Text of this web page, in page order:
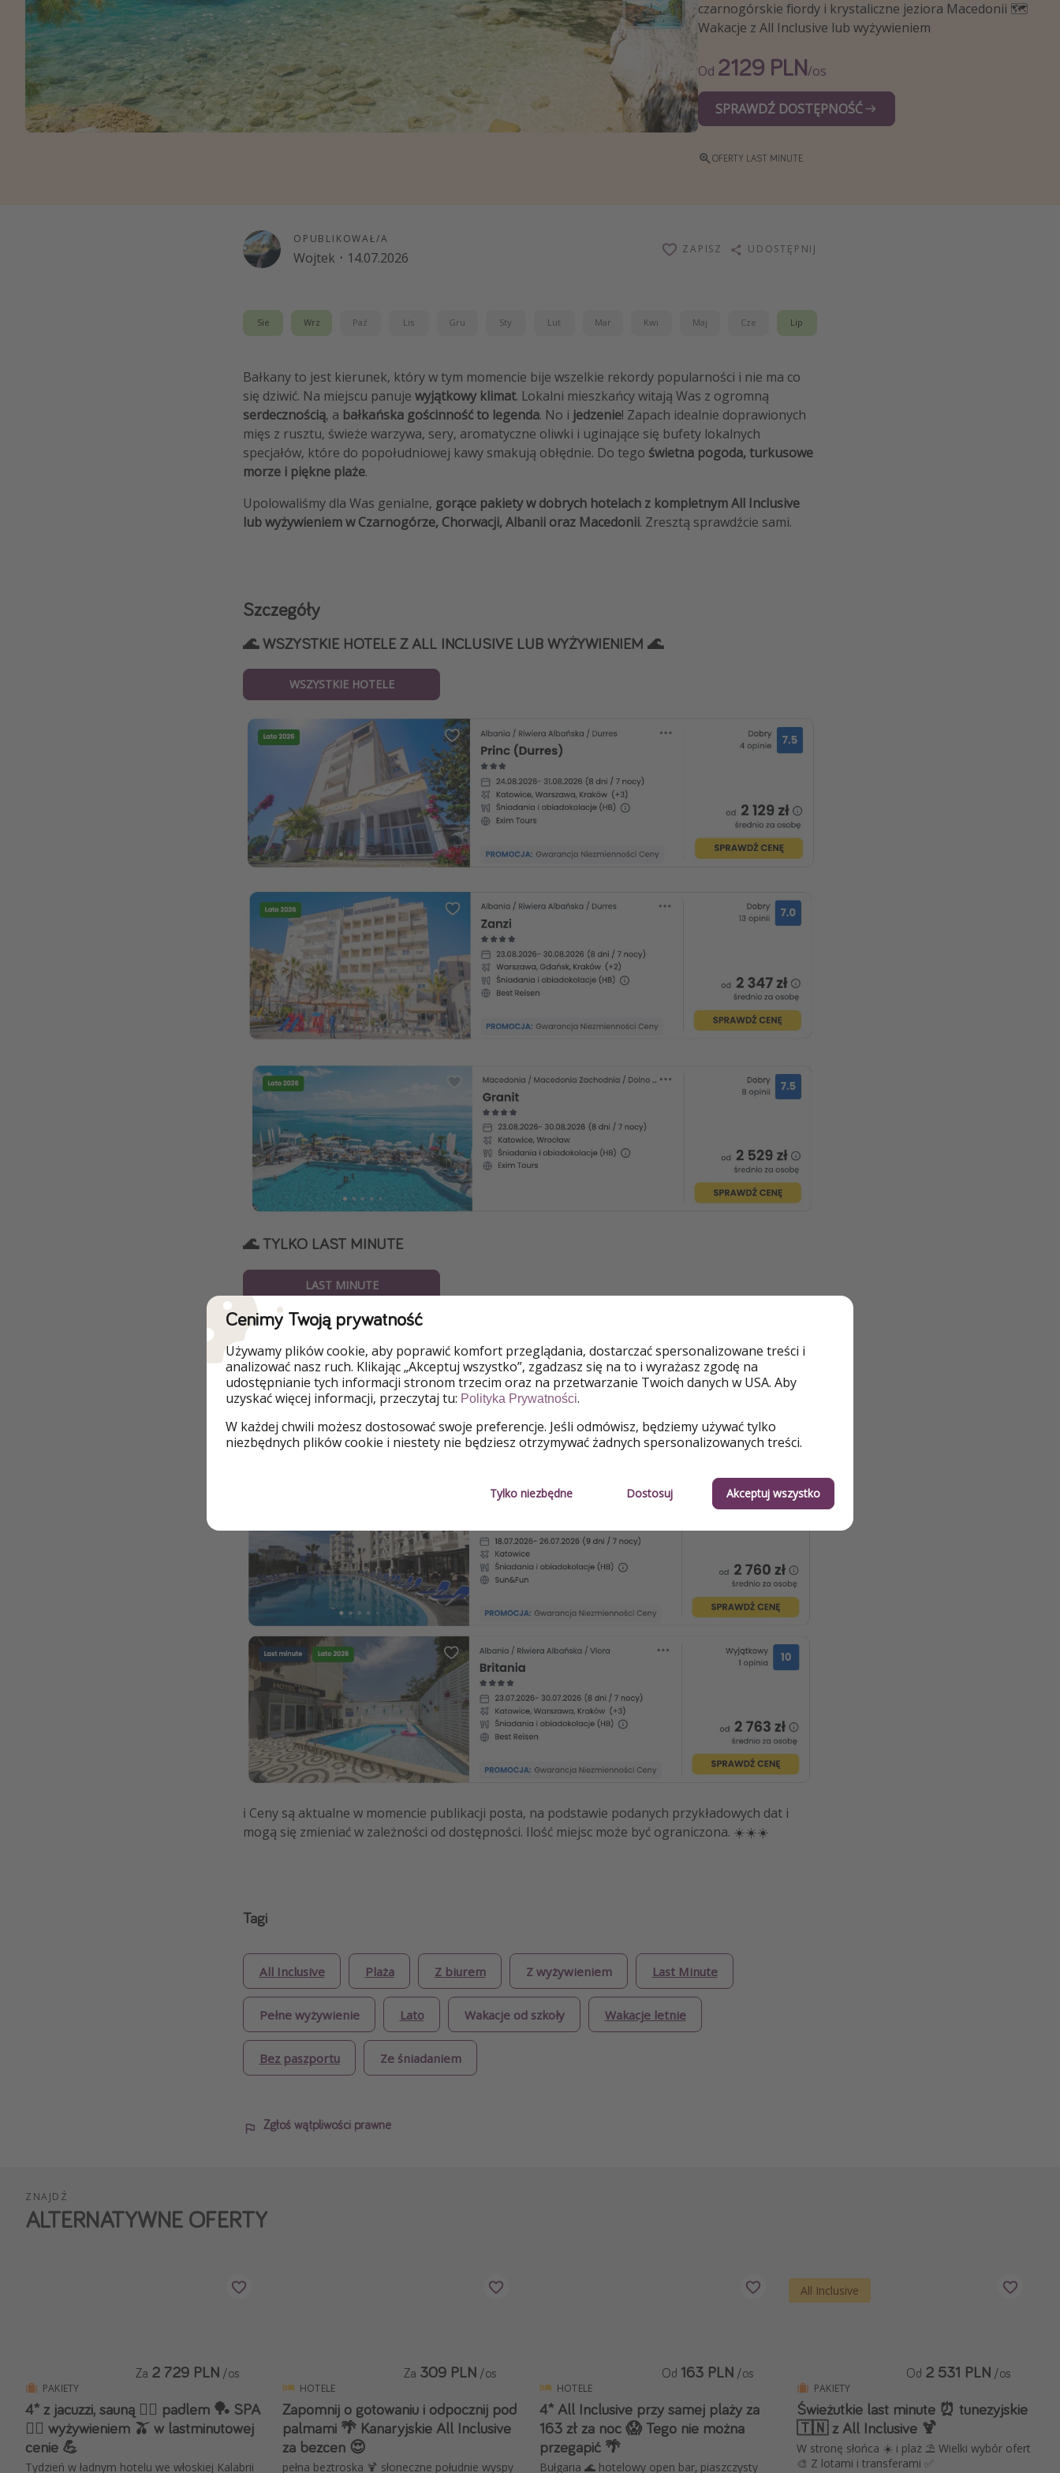
Wszystkie
czarnogórskie fiordy i krystaliczne jeziora Macedonii 🗺️
Wakacje z All Inclusive lub wyżywieniem
Od 2129 PLN/os
SPRAWDŹ DOSTĘPNOŚĆ
OFERTY LAST MINUTE
OPUBLIKOWAŁ/A
Wojtek · 14.07.2026
ZAPISZ UDOSTĘPNIJ
Sie Wrz Paź Lis Gru Sty Lut Mar Kwi Maj Cze Lip
Bałkany to jest kierunek, który w tym momencie bije wszelkie rekordy popularności i nie ma co
się dziwić. Na miejscu panuje wyjątkowy klimat. Lokalni mieszkańcy witają Was z ogromną
serdecznością, a bałkańska gościnność to legenda. No i jedzenie! Zapach idealnie doprawionych
mięs z rusztu, świeże warzywa, sery, aromatyczne oliwki i uginające się bufety lokalnych
specjałów, które do popołudniowej kawy smakują obłędnie. Do tego świetna pogoda, turkusowe
morze i piękne plaże.
Upolowaliśmy dla Was genialne, gorące pakiety w dobrych hotelach z kompletnym All Inclusive
lub wyżywieniem w Czarnogórze, Chorwacji, Albanii oraz Macedonii. Zresztą sprawdźcie sami.
Szczegóły
🌊 WSZYSTKIE HOTELE Z ALL INCLUSIVE LUB WYŻYWIENIEM 🌊
WSZYSTKIE HOTELE
🌊 TYLKO LAST MINUTE
LAST MINUTE
ℹ️ Ceny są aktualne w momencie publikacji posta, na podstawie podanych przykładowych dat i
mogą się zmieniać w zależności od dostępności. Ilość miejsc może być ograniczona. ️☀️☀️☀️
Tagi
All Inclusive Plaża Z biurem Z wyżywieniem Last Minute
Pełne wyżywienie Lato Wakacje od szkoły Wakacje letnie
Bez paszportu Ze śniadaniem
Zgłoś wątpliwości prawne
ZNAJDŹ
ALTERNATYWNE OFERTY
PAKIETY
4* z jacuzzi, sauną 🧖‍♀️ padlem 🏓 SPA
💆‍♀️ wyżywieniem 🫒 w lastminutowej
cenie 💪
Tydzień w ładnym hotelu we włoskiej Kalabrii
Za 2 729 PLN /os
HOTELE
Zapomnij o gotowaniu i odpocznij pod
palmami 🌴 Kanaryjskie All Inclusive
za bezcen 😍
pełna beztroska 🍹 słoneczne południe wyspy
Za 309 PLN /os
HOTELE
4* All Inclusive przy samej plaży za
163 zł za noc 😱 Tego nie można
przegapić 🌴
Bułgaria 🌊 hotelowy open bar, piaszczysty
Od 163 PLN /os
All Inclusive
PAKIETY
Świeżutkie last minute ⏰ tunezyjskie
🇹🇳 z All Inclusive 🍹
W stronę słońca ☀️ i plaż ⛱️ Wielki wybór ofert
🎨 Z lotami i transferami ✅
Od 2 531 PLN /os
Cenimy Twoją prywatność
Używamy plików cookie, aby poprawić komfort przeglądania, dostarczać spersonalizowane treści i
analizować nasz ruch. Klikając „Akceptuj wszystko”, zgadzasz się na to i wyrażasz zgodę na
udostępnianie tych informacji stronom trzecim oraz na przetwarzanie Twoich danych w USA. Aby
uzyskać więcej informacji, przeczytaj tu: Polityka Prywatności.
W każdej chwili możesz dostosować swoje preferencje. Jeśli odmówisz, będziemy używać tylko
niezbędnych plików cookie i niestety nie będziesz otrzymywać żadnych spersonalizowanych treści.
Tylko niezbędne Dostosuj Akceptuj wszystko